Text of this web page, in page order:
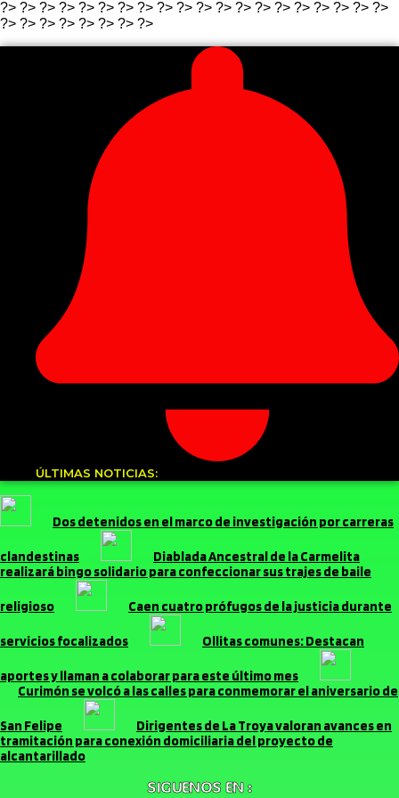
?> ?> ?> ?> ?> ?> ?> ?> ?> ?> ?> ?> ?> ?> ?> ?> ?> ?> ?> ?>
?> ?> ?> ?> ?> ?> ?> ?>
ÚLTIMAS NOTICIAS:
Dos detenidos en el marco de investigación por carreras
clandestinas
Diablada Ancestral de la Carmelita
realizará bingo solidario para confeccionar sus trajes de baile
religioso Caen cuatro prófugos de la justicia durante
servicios focalizados Ollitas comunes: Destacan
aportes y llaman a colaborar para este último mes
Curimón se volcó a las calles para conmemorar el aniversario de
San Felipe
Dirigentes de La Troya valoran avances en
tramitación para conexión domiciliaria del proyecto de
alcantarillado
SIGUENOS EN :